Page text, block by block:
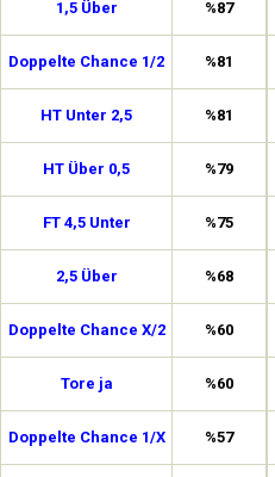
1,5 Über %87
Doppelte Chance 1/2 %81
HT Unter 2,5 %81
HT Über 0,5 %79
FT 4,5 Unter %75
2,5 Über %68
Doppelte Chance X/2 %60
Tore ja %60
Doppelte Chance 1/X %57